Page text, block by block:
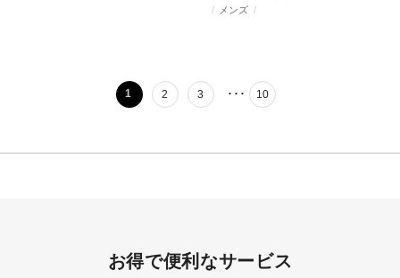
メンズ
1 2 3 ･･･ 10
お得で便利なサービス